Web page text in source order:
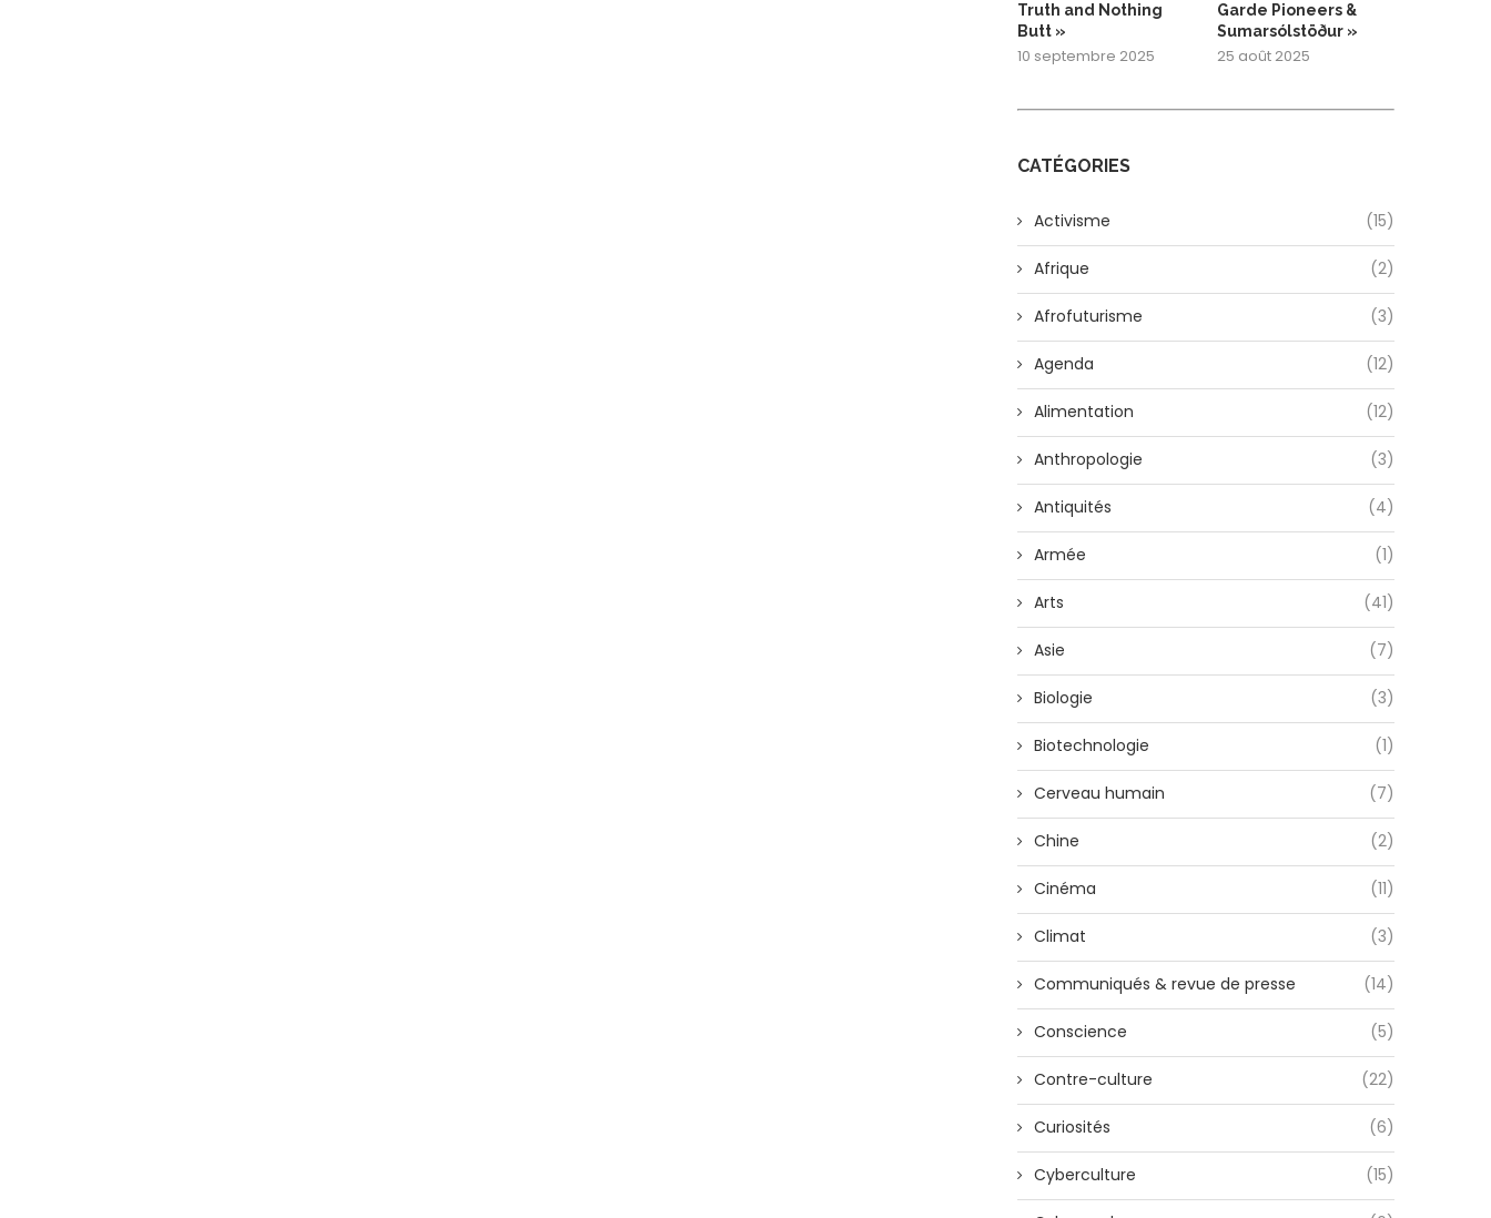
Truth and Nothing
Butt »
10 septembre 2025
Garde Pioneers &
Sumarsólstöður »
25 août 2025
CATÉGORIES
Activisme (15)
Afrique (2)
Afrofuturisme (3)
Agenda (12)
Alimentation (12)
Anthropologie (3)
Antiquités (4)
Armée (1)
Arts (41)
Asie (7)
Biologie (3)
Biotechnologie (1)
Cerveau humain (7)
Chine (2)
Cinéma (11)
Climat (3)
Communiqués & revue de presse (14)
Conscience (5)
Contre-culture (22)
Curiosités (6)
Cyberculture (15)